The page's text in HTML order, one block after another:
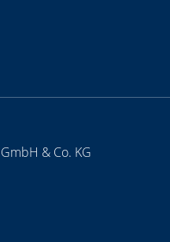
& Co. KG